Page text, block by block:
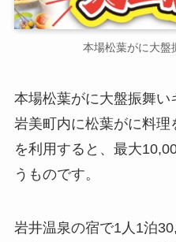
本場松葉がに大盤
本場松葉がに大盤振舞
岩美町内に松葉がに料
を利用すると、最大
うものです。
岩井温泉の宿で1人1泊